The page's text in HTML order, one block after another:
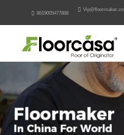
8619005477888
Vip@floormaker.cn